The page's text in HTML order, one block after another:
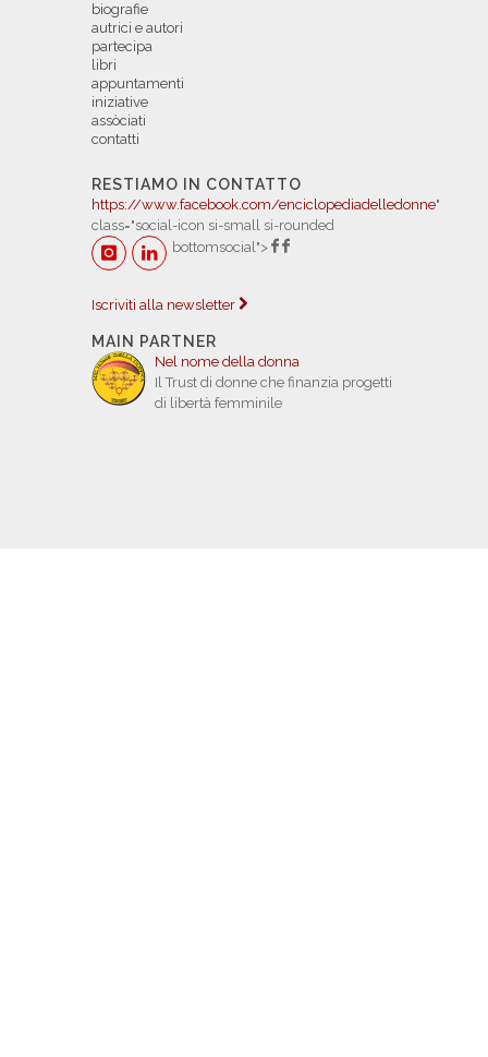
biografie
autrici e autori
partecipa
libri
appuntamenti
iniziative
assòciati
contatti
RESTIAMO IN CONTATTO
https://www.facebook.com/enciclopediadelledonne"
class="social-icon si-small si-rounded
bottomsocial">
Iscriviti alla newsletter
MAIN PARTNER
Nel nome della donna
Il Trust di donne che finanzia progetti
di libertà femminile